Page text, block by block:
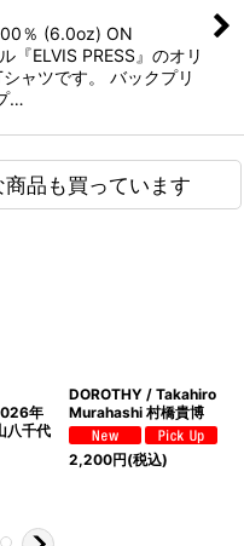
％ (6.0oz) ON
『ELVIS PRESS』のオリ
ャツです。 バックプリ
…
品も買っています
年
八千代
DOROTHY / Takahiro
Murahashi 村橋貴博
2,200円(税込)